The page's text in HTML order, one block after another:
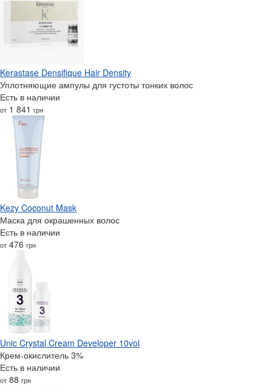
Kerastase Densifique Hair Density
Уплотняющие ампулы для густоты тонких волос
Есть в наличии
от 1 841 грн
Kezy Coconut Mask
Маска для окрашенных волос
Есть в наличии
от 476 грн
Unic Crystal Cream Developer 10vol
Крем-окислитель 3%
Есть в наличии
от 88 грн